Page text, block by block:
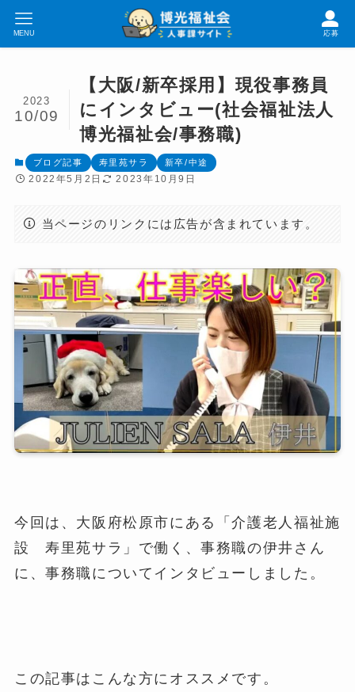
応募
MENU
【大阪/新卒採用】現役事務員
にインタビュー(社会福祉法人
博光福祉会/事務職)
2023
10/09
ブログ記事 寿里苑サラ 新卒/中途
2022年5月2日 2023年10月9日
当ページのリンクには広告が含まれています。
今回は、大阪府松原市にある「介護老人福祉施
設 寿里苑サラ」で働く、事務職の伊井さん
に、事務職についてインタビューしました。
この記事はこんな方にオススメです。